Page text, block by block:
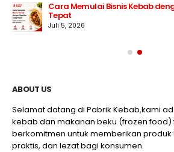
Cara Memulai Bisnis Kebab
Tepat
Juli 5, 2026
ABOUT US
Selamat datang di Pabrik Kebab,kami
kebab dan makanan beku (frozen food)
berkomitmen untuk memberikan produk
praktis, dan lezat bagi konsumen.